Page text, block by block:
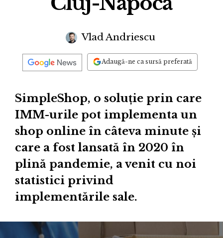
Vlad Andriescu
Adaugă-ne ca sursă preferată
SimpleShop, o soluție prin care
IMM-urile pot implementa un
shop online în câteva minute și
care a fost lansată în 2020 în
plină pandemie, a venit cu noi
statistici privind
implementările sale.